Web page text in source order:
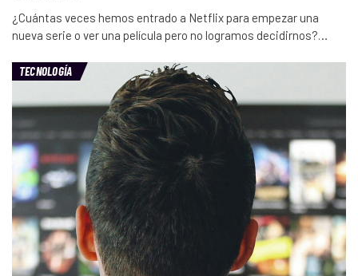
¿Cuántas veces hemos entrado a Netflix para empezar una
nueva serie o ver una película pero no logramos decidirnos?…
TECNOLOGÍA